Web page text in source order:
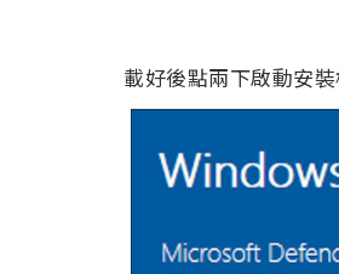
載好後點兩下啟動安